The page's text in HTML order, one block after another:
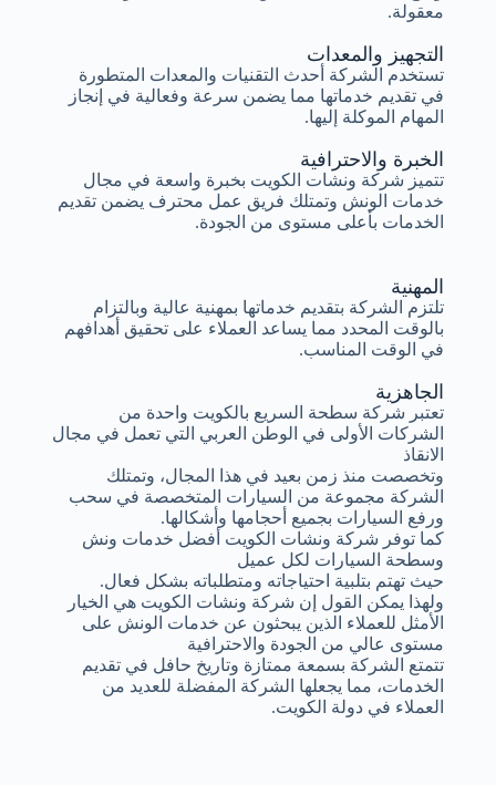
الخبرة والاحترافية
تتميز شركة ونشات الكويت بخبرة واسعة في مجال
خدمات الونش وتمتلك فريق عمل محترف يضمن تقديم
الخدمات بأعلى مستوى من الجودة.
التجهيز والمعدات
تستخدم الشركة أحدث التقنيات والمعدات المتطورة
في تقديم خدماتها مما يضمن سرعة وفعالية في إنجاز
المهام الموكلة إليها.
معقولة.
المهنية
تلتزم الشركة بتقديم خدماتها بمهنية عالية وبالتزام
بالوقت المحدد مما يساعد العملاء على تحقيق أهدافهم
في الوقت المناسب.
الجاهزية
تعتبر شركة سطحة السريع بالكويت واحدة من
الشركات الأولى في الوطن العربي التي تعمل في مجال
الانقاذ
وتخصصت منذ زمن بعيد في هذا المجال، وتمتلك
الشركة مجموعة من السيارات المتخصصة في سحب
ورفع السيارات بجميع أحجامها وأشكالها.
كما توفر شركة ونشات الكويت أفضل خدمات ونش
وسطحة السيارات لكل عميل
حيث تهتم بتلبية احتياجاته ومتطلباته بشكل فعال.
ولهذا يمكن القول إن شركة ونشات الكويت هي الخيار
الأمثل للعملاء الذين يبحثون عن خدمات الونش على
مستوى عالي من الجودة والاحترافية
تتمتع الشركة بسمعة ممتازة وتاريخ حافل في تقديم
الخدمات، مما يجعلها الشركة المفضلة للعديد من
العملاء في دولة الكويت.